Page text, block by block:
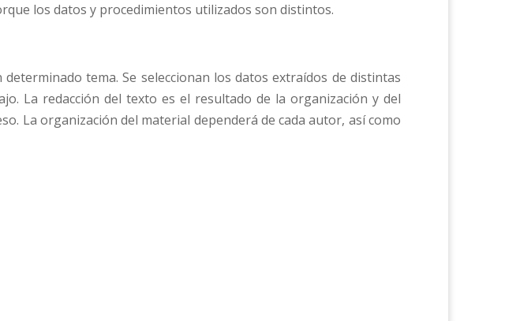
los datos y procedimientos utilizados son distintos.
tema. Se seleccionan los datos extraídos de distintas
La redacción del texto es el resultado de la organización y del
La organización del material dependerá de cada autor, así como